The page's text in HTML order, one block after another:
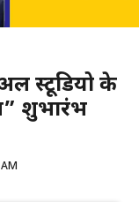
स्टूडियो के
शुभारंभ